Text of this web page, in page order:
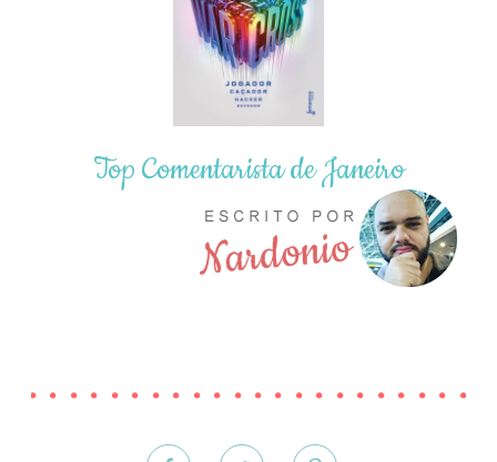
Top Comentarista de Janeiro